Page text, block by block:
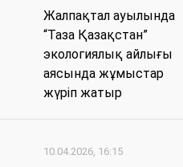
Жалпақтал ауылында
“Таза Қазақстан”
экологиялық айлығы
аясында жұмыстар
жүріп жатыр
10.04.2026, 16:15